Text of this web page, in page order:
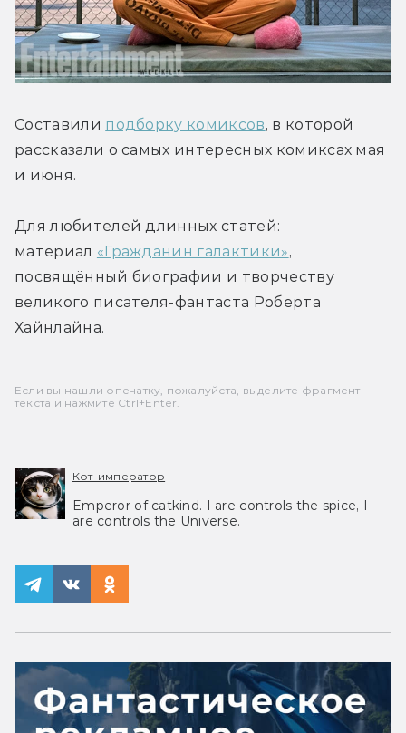
Составили подборку комиксов, в которой
рассказали о самых интересных комиксах мая
и июня.
Для любителей длинных статей:
материал «Гражданин галактики»,
посвящённый биографии и творчеству
великого писателя-фантаста Роберта
Хайнлайна.
Если вы нашли опечатку, пожалуйста, выделите фрагмент
текста и нажмите Ctrl+Enter.
Кот-император
Emperor of catkind. I are controls the spice, I
are controls the Universe.